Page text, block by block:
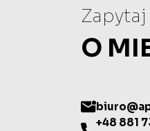
Zapytaj
O
+48 881